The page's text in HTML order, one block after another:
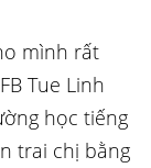
mình rất
Tue Linh
học tiếng
trai chị bằng